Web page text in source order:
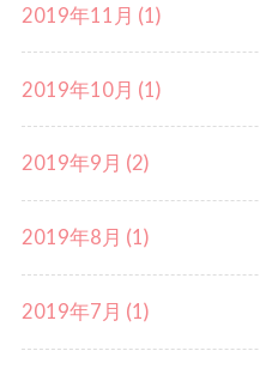
2019年11月 (1)
2019年10月 (1)
2019年9月 (2)
2019年8月 (1)
2019年7月 (1)